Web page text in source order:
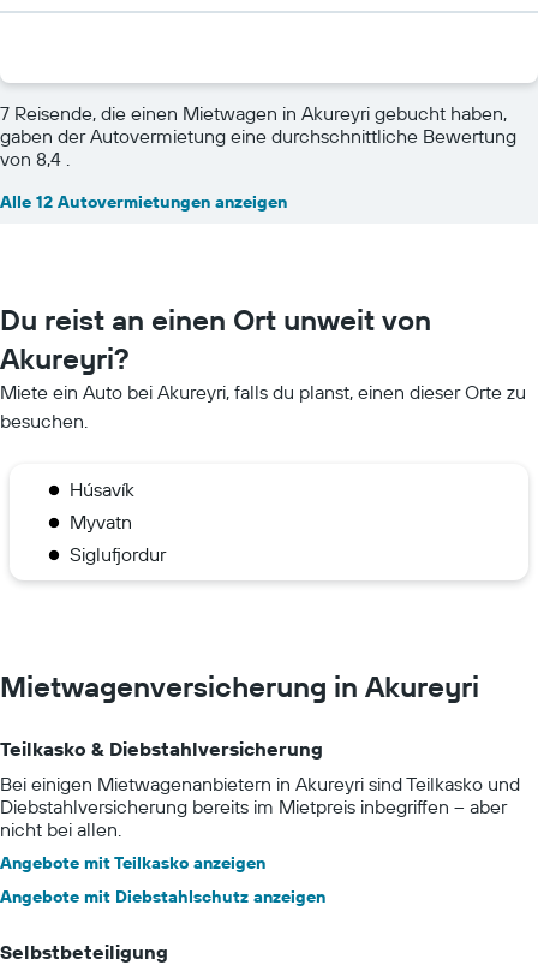
7 Reisende, die einen Mietwagen in Akureyri gebucht haben,
gaben der Autovermietung eine durchschnittliche Bewertung
von 8,4 .
Alle 12 Autovermietungen anzeigen
Du reist an einen Ort unweit von
Akureyri?
Miete ein Auto bei Akureyri, falls du planst, einen dieser Orte zu
besuchen.
Húsavík
Myvatn
Siglufjordur
Mietwagenversicherung in Akureyri
Teilkasko & Diebstahlversicherung
Bei einigen Mietwagenanbietern in Akureyri sind Teilkasko und
Diebstahlversicherung bereits im Mietpreis inbegriffen – aber
nicht bei allen.
Angebote mit Teilkasko anzeigen
Angebote mit Diebstahlschutz anzeigen
Selbstbeteiligung